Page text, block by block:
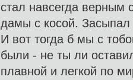
стал навсегда верным
дамы с косой. Засыпал
И вот тогда б мы с
были - не ты ли
плавной и легкой по